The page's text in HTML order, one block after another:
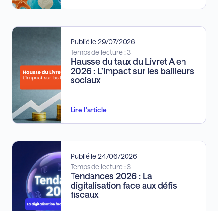
Publié le 29/07/2026
Temps de lecture : 3
Hausse du taux du Livret A en
2026 : L’impact sur les bailleurs
sociaux
Lire l'article
Publié le 24/06/2026
Temps de lecture : 3
Tendances 2026 : La
digitalisation face aux défis
fiscaux